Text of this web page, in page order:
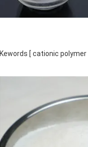
Kewords [ cationic